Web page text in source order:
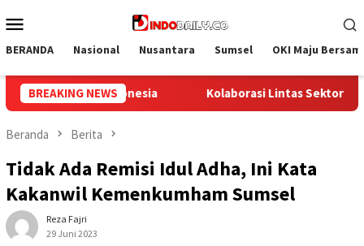
ke
Mobile
BERANDA Nasional Nusantara Sumsel OKI Maju
BREAKING NEWS
di Lapas Muara Enim: Sukseskan Rehabilitasi Narkotika
Beranda Berita
Tidak Ada Remisi Idul Adha, Ini Kata
Kakanwil Kemenkumham Sumsel
Reza Fajri
29 Juni 2023